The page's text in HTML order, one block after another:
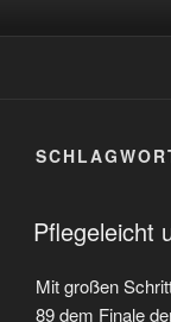
InhaltMit viel Spaß,
Pflegeleicht
Mit großen
89 dem Finale